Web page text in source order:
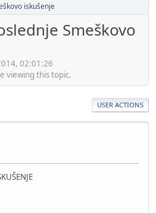
iskušenje
Smeškovo
02:01:26
viewing this topic.
USER ACTIONS